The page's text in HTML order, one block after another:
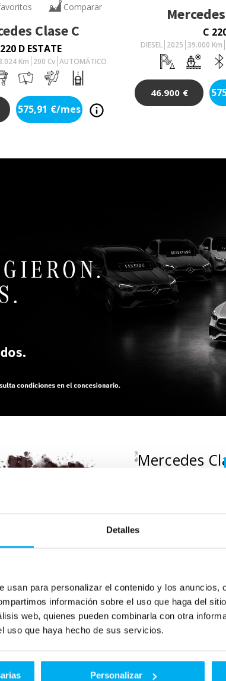
Detalles
usan para personalizar el contenido y los anuncios,
información sobre el uso que haga del
web, quienes pueden combinarla con otra
uso que haya hecho de sus servicios.
Personalizar
Comparar
Clase C
D ESTATE
Km 200 Cv AUTOMÁTICO
575,91 €/mes
Mercedes
C
DIESEL 2025 39.000 Km
46.900 €
46.900 €